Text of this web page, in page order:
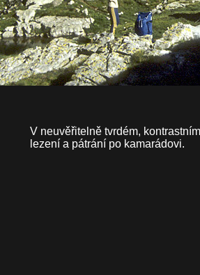
V neuvěřitelně tvrdém,
lezení a pátrání po kamarádovi.